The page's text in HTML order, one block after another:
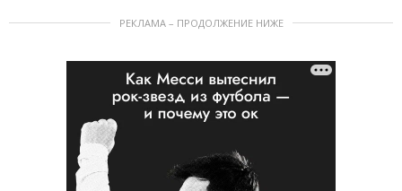
РЕКЛАМА – ПРОДОЛЖЕНИЕ НИЖЕ